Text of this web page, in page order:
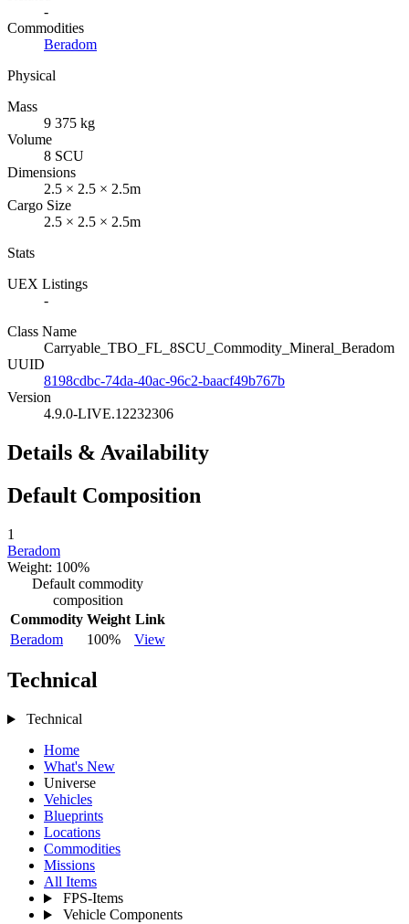
-
Commodities
Beradom
Physical
Mass
9 375 kg
Volume
8 SCU
Dimensions
2.5 × 2.5 × 2.5m
Cargo Size
2.5 × 2.5 × 2.5m
Stats
UEX Listings
-
Class Name
Carryable_TBO_FL_8SCU_Commodity_Mineral_Beradom
UUID
8198cdbc-74da-40ac-96c2-baacf49b767b
Version
4.9.0-LIVE.12232306
Details & Availability
Default Composition
1
Beradom
Weight: 100%
Default commodity
composition
Commodity Weight Link
Beradom
100% View
Technical
Technical
Home
What's New
Universe
Vehicles
Blueprints
Locations
Commodities
Missions
All Items
FPS-Items
Vehicle Components